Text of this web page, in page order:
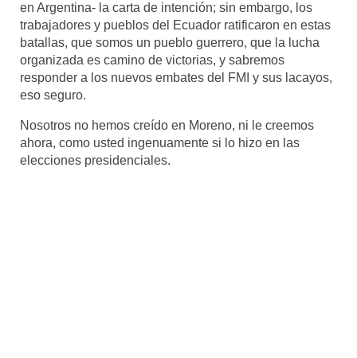
en Argentina- la carta de intención; sin embargo, los
trabajadores y pueblos del Ecuador ratificaron en estas
batallas, que somos un pueblo guerrero, que la lucha
organizada es camino de victorias, y sabremos
responder a los nuevos embates del FMI y sus lacayos,
eso seguro.
Nosotros no hemos creído en Moreno, ni le creemos
ahora, como usted ingenuamente si lo hizo en las
elecciones presidenciales.